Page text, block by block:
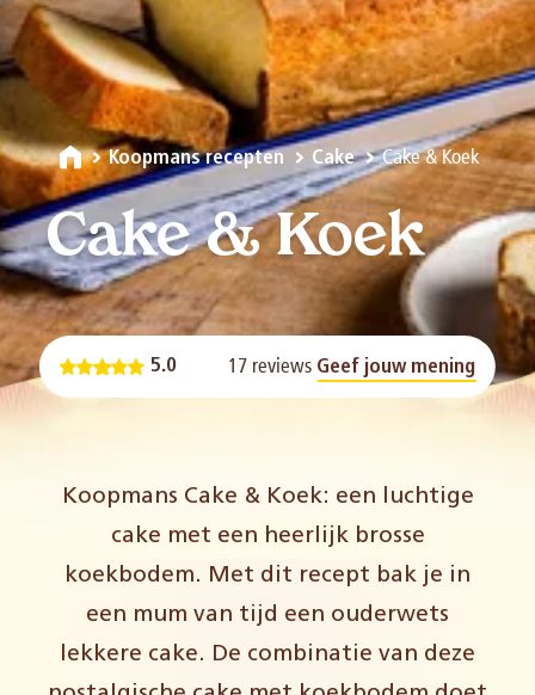
Koopmans recepten Cake Cake & Koek
Cake & Koek
5.0 17 reviews Geef jouw mening
Koopmans Cake & Koek: een luchtige
cake met een heerlijk brosse
koekbodem. Met dit recept bak je in
een mum van tijd een ouderwets
lekkere cake. De combinatie van deze